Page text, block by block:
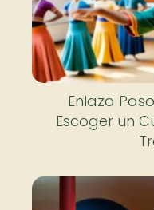
Enlaza
Escoger un